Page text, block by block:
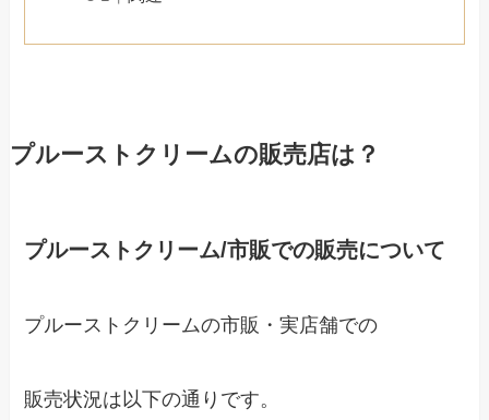
プルーストクリームの販売店は？
プルーストクリーム/市販での販売について
プルーストクリームの市販・実店舗での
販売状況は以下の通りです。